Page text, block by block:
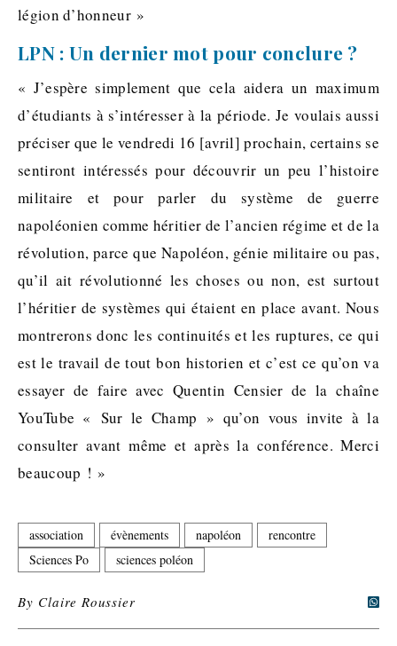
légion d’honneur »
LPN : Un dernier mot pour conclure ?
« J’espère simplement que cela aidera un maximum
d’étudiants à s’intéresser à la période. Je voulais aussi
préciser que le vendredi 16 [avril] prochain, certains se
sentiront intéressés pour découvrir un peu l’histoire
militaire et pour parler du système de guerre
napoléonien comme héritier de l’ancien régime et de la
révolution, parce que Napoléon, génie militaire ou pas,
qu’il ait révolutionné les choses ou non, est surtout
l’héritier de systèmes qui étaient en place avant. Nous
montrerons donc les continuités et les ruptures, ce qui
est le travail de tout bon historien et c’est ce qu’on va
essayer de faire avec Quentin Censier de la chaîne
YouTube « Sur le Champ » qu’on vous invite à la
consulter avant même et après la conférence. Merci
beaucoup ! »
association évènements napoléon
rencontre
Sciences Po
sciences poléon
By Claire Roussier